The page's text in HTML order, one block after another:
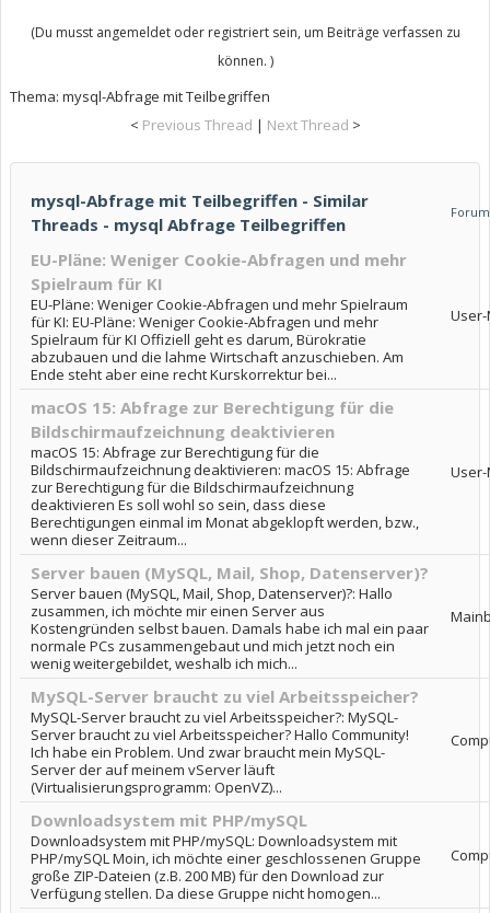
(Du musst angemeldet oder registriert sein, um Beiträge verfassen zu
können. )
Thema: mysql-Abfrage mit Teilbegriffen
< Previous Thread | Next Thread >
mysql-Abfrage mit Teilbegriffen - Similar
Threads - mysql Abfrage Teilbegriffen
Forum
EU-Pläne: Weniger Cookie-Abfragen und mehr
Spielraum für KI
EU-Pläne: Weniger Cookie-Abfragen und mehr Spielraum
für KI: EU-Pläne: Weniger Cookie-Abfragen und mehr
Spielraum für KI Offiziell geht es darum, Bürokratie
abzubauen und die lahme Wirtschaft anzuschieben. Am
Ende steht aber eine recht Kurskorrektur bei...
macOS 15: Abfrage zur Berechtigung für die
Bildschirmaufzeichnung deaktivieren
macOS 15: Abfrage zur Berechtigung für die
Bildschirmaufzeichnung deaktivieren: macOS 15: Abfrage
zur Berechtigung für die Bildschirmaufzeichnung
deaktivieren Es soll wohl so sein, dass diese
Berechtigungen einmal im Monat abgeklopft werden, bzw.,
wenn dieser Zeitraum...
Server bauen (MySQL, Mail, Shop, Datenserver)?
Server bauen (MySQL, Mail, Shop, Datenserver)?: Hallo
zusammen, ich möchte mir einen Server aus
Kostengründen selbst bauen. Damals habe ich mal ein paar
normale PCs zusammengebaut und mich jetzt noch ein
wenig weitergebildet, weshalb ich mich...
MySQL-Server braucht zu viel Arbeitsspeicher?
MySQL-Server braucht zu viel Arbeitsspeicher?: MySQL-
Server braucht zu viel Arbeitsspeicher? Hallo Community!
Ich habe ein Problem. Und zwar braucht mein MySQL-
Server der auf meinem vServer läuft
(Virtualisierungsprogramm: OpenVZ)...
Downloadsystem mit PHP/mySQL
Downloadsystem mit PHP/mySQL: Downloadsystem mit
PHP/mySQL Moin, ich möchte einer geschlossenen Gruppe
große ZIP-Dateien (z.B. 200 MB) für den Download zur
Verfügung stellen. Da diese Gruppe nicht homogen...